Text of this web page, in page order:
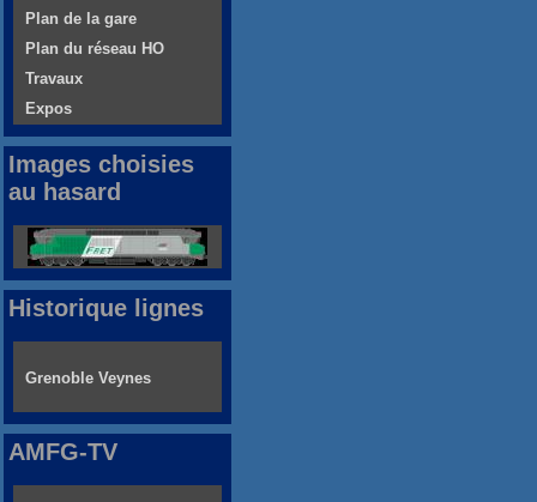
Plan de la gare
Plan du réseau HO
Travaux
Expos
Images choisies
au hasard
Historique lignes
Grenoble Veynes
AMFG-TV